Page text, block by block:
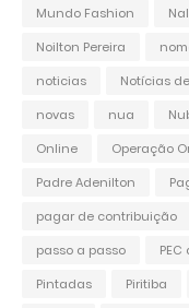
Mundo Fashion
Noilton Pereira
noticias
Notícias
novas
nua
Online
Operação
Padre Adenilton
pagar de contribuição
passo a passo
Pintadas
Piritiba